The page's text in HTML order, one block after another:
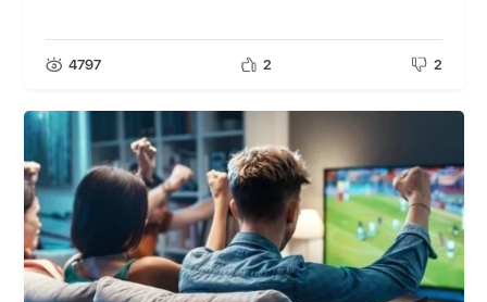
4797 2 2